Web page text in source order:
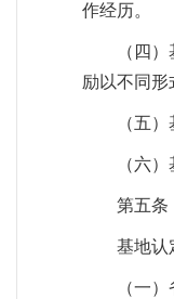
作经历。
（四
励以不同
（五
（六
第五条
基地认
（一